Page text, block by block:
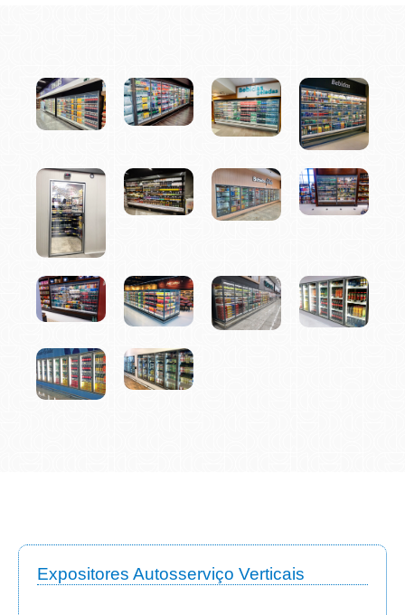
Expositores Autosserviço Verticais